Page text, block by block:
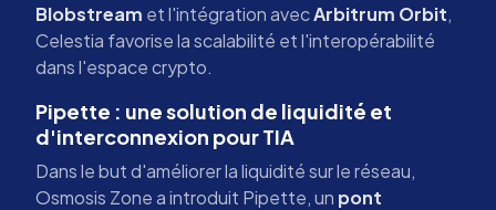
Blobstream et l'intégration avecArbitrum Orbit,
Celestia favorise la scalabilité et l'interopérabilité
dans l'espace crypto.
Pipette : une solution de liquidité et
d'interconnexion pour TIA
Dans le but d'améliorer la liquidité sur le réseau,
Osmosis Zone a introduit Pipette, un pont